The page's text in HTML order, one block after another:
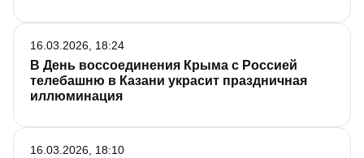
В День воссоединения Крыма с Россией
телебашню в Казани украсит праздничная
иллюминация
16.03.2026, 18:24
16.03.2026, 18:10